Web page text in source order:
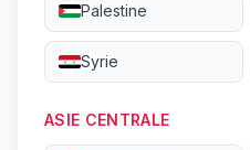
Palestine
Syrie
ASIE CENTRALE